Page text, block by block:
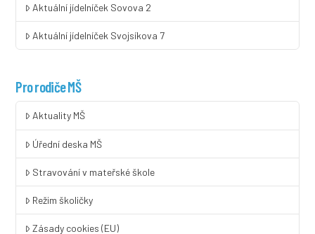
Aktuální jídelníček Sovova 2
Aktuální jídelníček Svojsíkova 7
Pro rodiče MŠ
Aktuality MŠ
Úřední deska MŠ
Stravování v mateřské škole
Režim školičky
Zásady cookies (EU)